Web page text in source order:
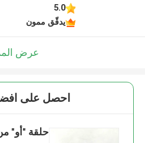
5.0
يدقّق ممون
عرض
احصل على
حلقة "أو" من